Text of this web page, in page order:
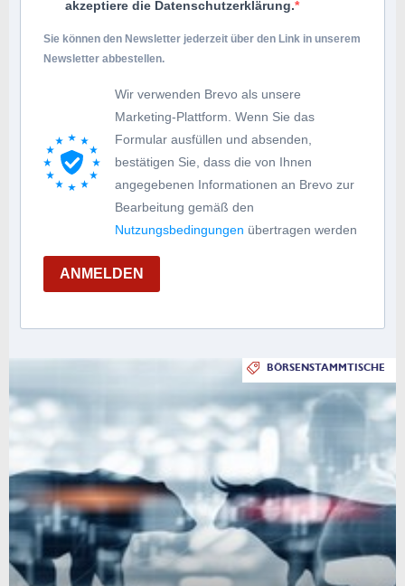
akzeptiere die Datenschutzerklärung.
Sie können den Newsletter jederzeit über den Link in unserem
Newsletter abbestellen.
Wir verwenden Brevo als unsere
Marketing-Plattform. Wenn Sie das
Formular ausfüllen und absenden,
bestätigen Sie, dass die von Ihnen
angegebenen Informationen an Brevo zur
Bearbeitung gemäß den
Nutzungsbedingungen übertragen werden
ANMELDEN
BÖRSENSTAMMTISCHE